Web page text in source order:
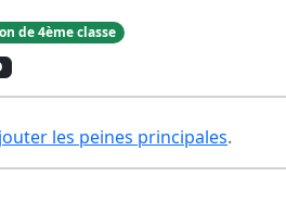
de 4ème classe
les peines principales.